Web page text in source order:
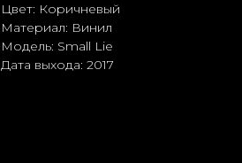
Цвет: Коричневый
Материал: Винил
Модель: Small Lie
Дата выхода: 2017